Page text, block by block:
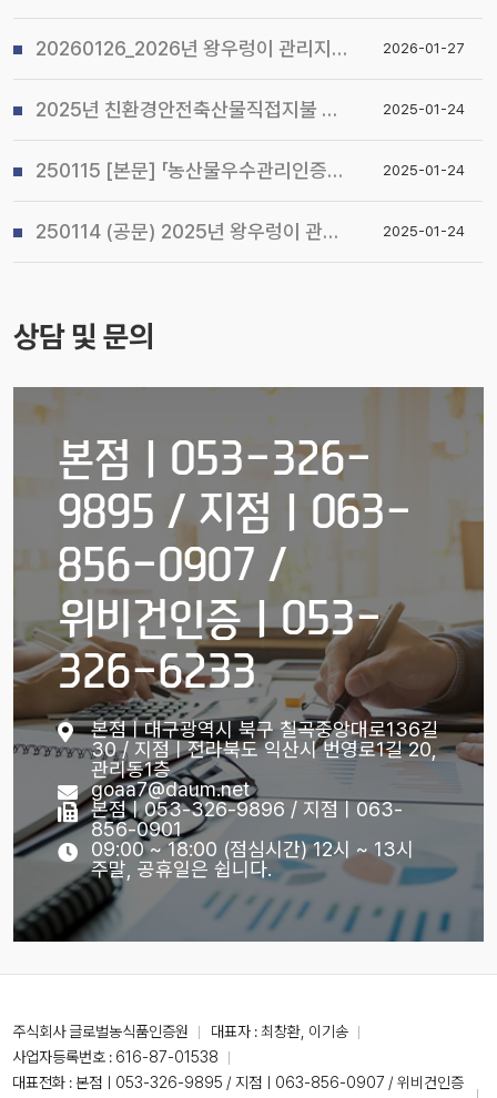
20260126_2026년 왕우렁이 관리지침 및 전국 일제 수거기간 운영계획 알림 2026-01-27
2025년 친환경안전축산물직접지불 사업 시행지침 알림 2025-01-24
250115 [본문] 「농산물우수관리인증(GAP) 기본교육 관리지침」개정 알림 2025-01-24
250114 (공문) 2025년 왕우렁이 관리지침 및 전국 일제 수거기간 운영계획 알림 2025-01-24
상담 및 문의
본점ㅣ053-326-
9895 / 지점ㅣ063-
856-0907 /
위비건인증ㅣ053-
326-6233
본점ㅣ대구광역시 북구 칠곡중앙대로136길
30 / 지점ㅣ전라북도 익산시 번영로1길 20,
관리동1층
goaa7@daum.net
본점ㅣ053-326-9896 / 지점ㅣ063-
856-0901
09:00 ~ 18:00 (점심시간) 12시 ~ 13시
주말, 공휴일은 쉽니다.
주식회사 글로벌농식품인증원
대표자 : 최창환, 이기송
사업자등록번호 : 616-87-01538
대표전화 : 본점ㅣ053-326-9895 / 지점ㅣ063-856-0907 / 위비건인증